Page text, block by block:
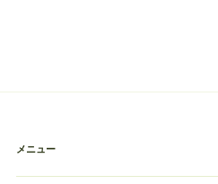
メニュー